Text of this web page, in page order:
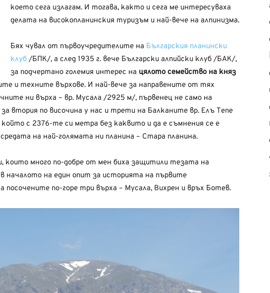
което сега излагам. И тогава, както и сега ме интересуваха
делата на високопланинския туризъм и най-вече на алпинизма.
Бях чувал от първоучредителите на Българския планински
клуб /БПК/, а след 1935 г. вече Български алпийски клуб /БАК/,
за подчертано големия интерес на цялото семейство на княз
и техните върхове. И най-вече за направените от тях
ни върха – вр. Мусала /2925 м/, първенец не само на
втория по височина у нас и трети на Балканите вр. Елъ Тепе
с 2376-те си метра без каквито и да е съмнения се е
на най-голямата ни планина – Стара планина.
които много по-добре от мен биха защитили тезата на
началото на един опит за историята на първите
посочените по-горе три върха – Мусала, Вихрен и връх Ботев.